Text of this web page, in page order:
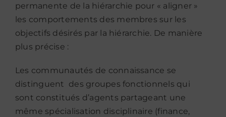
permanente de la hiérarchie pour « aligner »
les comportements des membres sur les
objectifs désirés par la hiérarchie. De manière
plus précise :
Les communautés de connaissance se
distinguent des groupes fonctionnels qui
sont constitués d’agents partageant une
même spécialisation disciplinaire (finance,